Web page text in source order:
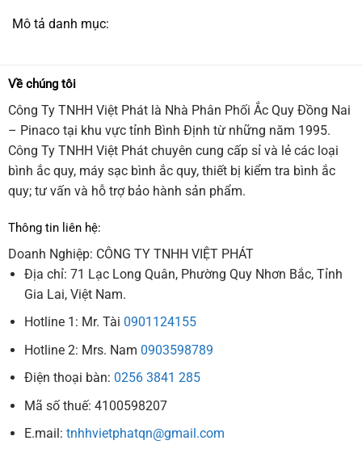
Mô tả danh mục:
Về chúng tôi
Công Ty TNHH Việt Phát là Nhà Phân Phối Ắc Quy Đồng Nai
– Pinaco tại khu vực tỉnh Bình Định từ những năm 1995.
Công Ty TNHH Việt Phát chuyên cung cấp sỉ và lẻ các loại
bình ắc quy, máy sạc bình ắc quy, thiết bị kiểm tra bình ắc
quy; tư vấn và hỗ trợ bảo hành sản phẩm.
Thông tin liên hệ:
Doanh Nghiệp: CÔNG TY TNHH VIỆT PHÁT
Địa chỉ: 71 Lạc Long Quân, Phường Quy Nhơn Bắc, Tỉnh
Gia Lai, Việt Nam.
Hotline 1: Mr. Tài 0901124155
Hotline 2: Mrs. Nam 0903598789
Điện thoại bàn: 0256 3841 285
Mã số thuế: 4100598207
E.mail:tnhhvietphatqn@gmail.com